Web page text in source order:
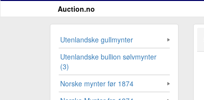
Auction.no
Utenlandske gullmynter
Utenlandske bullion sølvmynter
(3)
Norske mynter før 1874